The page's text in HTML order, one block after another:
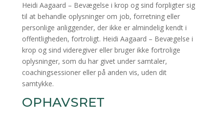
Heidi Aagaard – Bevægelse i krop og sind forpligter sig
til at behandle oplysninger om job, forretning eller
personlige anliggender, der ikke er almindelig kendt i
offentligheden, fortroligt. Heidi Aagaard – Bevægelse i
krop og sind videregiver eller bruger ikke fortrolige
oplysninger, som du har givet under samtaler,
coachingsessioner eller på anden vis, uden dit
samtykke.
OPHAVSRET